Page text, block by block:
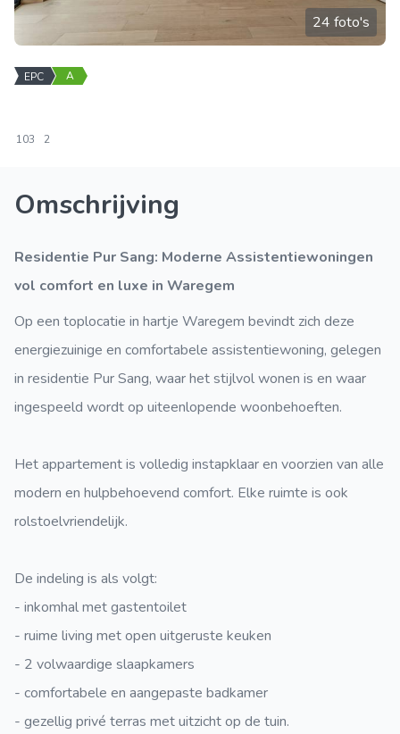
24 foto's
EPC A
103 2
Omschrijving
Residentie Pur Sang: Moderne Assistentiewoningen
vol comfort en luxe in Waregem
Op een toplocatie in hartje Waregem bevindt zich deze
energiezuinige en comfortabele assistentiewoning, gelegen
in residentie Pur Sang, waar het stijlvol wonen is en waar
ingespeeld wordt op uiteenlopende woonbehoeften.
Het appartement is volledig instapklaar en voorzien van alle
modern en hulpbehoevend comfort. Elke ruimte is ook
rolstoelvriendelijk.
De indeling is als volgt:
- inkomhal met gastentoilet
- ruime living met open uitgeruste keuken
- 2 volwaardige slaapkamers
- comfortabele en aangepaste badkamer
- gezellig privé terras met uitzicht op de tuin.